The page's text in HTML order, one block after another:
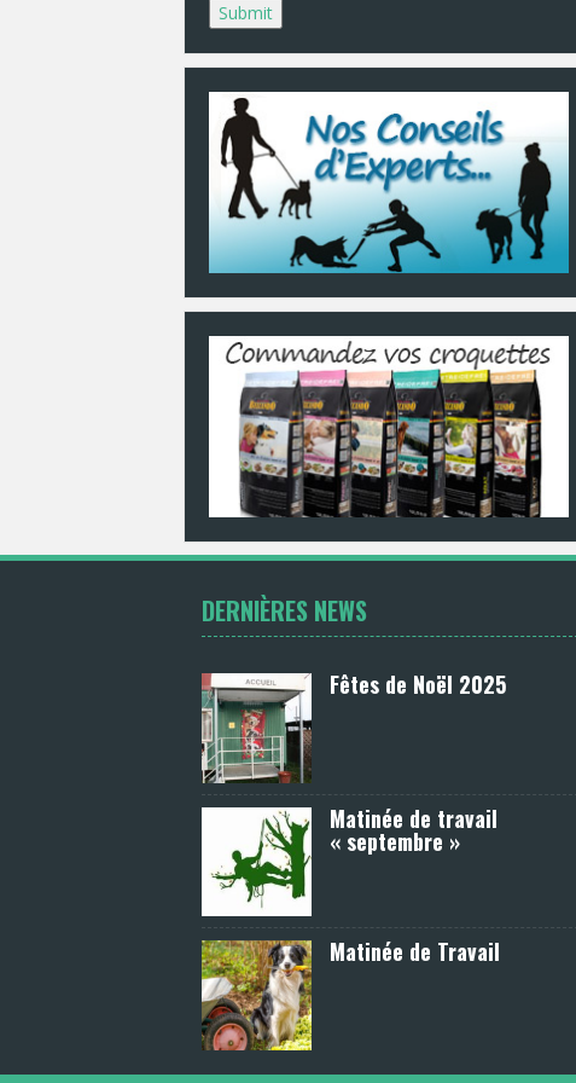
DERNIÈRES NEWS
Fêtes de Noël 2025
Matinée de travail
« septembre »
Matinée de Travail